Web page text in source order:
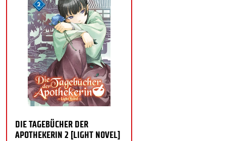
DIE TAGEBÜCHER DER
APOTHEKERIN 2 [LIGHT NOVEL]